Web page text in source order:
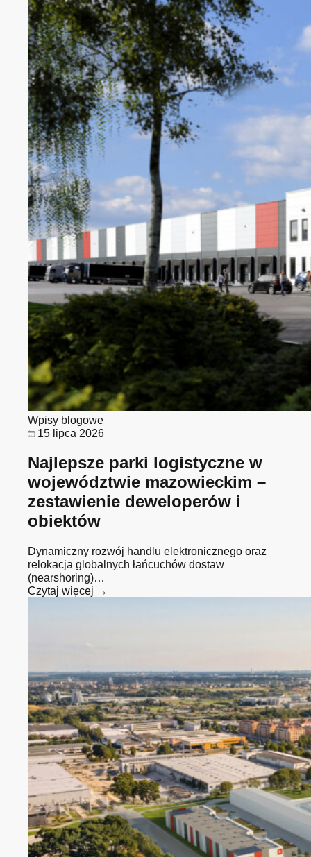
Wpisy blogowe
15 lipca 2026
Najlepsze parki logistyczne w
województwie mazowieckim –
zestawienie deweloperów i
obiektów
Dynamiczny rozwój handlu elektronicznego oraz
relokacja globalnych łańcuchów dostaw
(nearshoring)…
Czytaj więcej →